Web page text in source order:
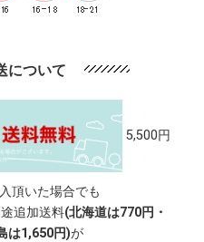
について
5,500円
頂いた場合でも
追加送料(北海道は770円・
は1,650円)が